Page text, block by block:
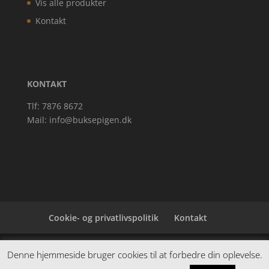
Vis alle produkter
Kontakt
KONTAKT
Tlf: 7876 8672
Mail: info@buksepigen.dk
Cookie- og privatlivspolitik Kontakt
Denne hjemmeside samler et bredt udvalg af
spændende varer. Siden er et affiiliatesite, og nogle
Denne hjemmeside bruger cookies til at forbedre din oplevelse.